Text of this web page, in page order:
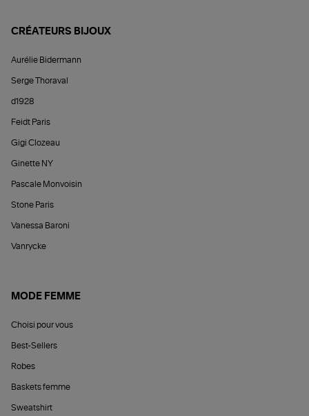
CRÉATEURS BIJOUX
Aurélie Bidermann
Serge Thoraval
d1928
Feidt Paris
Gigi Clozeau
Ginette NY
Pascale Monvoisin
Stone Paris
Vanessa Baroni
Vanrycke
MODE FEMME
Choisi pour vous
Best-Sellers
Robes
Baskets femme
Sweatshirt